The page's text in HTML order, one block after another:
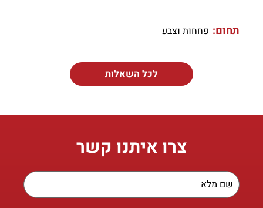
תחום: פחחות וצבע
לכל השאלות
צרו איתנו קשר